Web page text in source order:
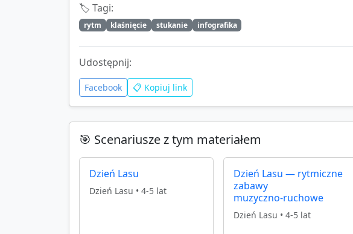
🏷️ Tagi:
rytm klaśnięcie stukanie infografika
Udostępnij:
Facebook 📋 Kopiuj link
🎯 Scenariusze z tym materiałem
Dzień Lasu
Dzień Lasu • 4-5 lat
Dzień Lasu — rytmiczne
zabawy
muzyczno‑ruchowe
Dzień Lasu •4-5 lat